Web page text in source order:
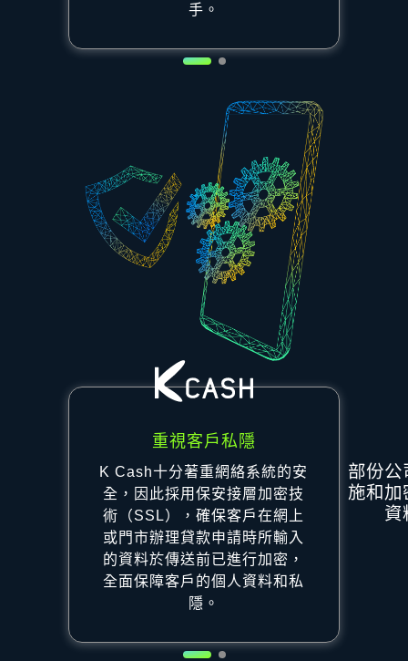
手。
重視客戶私隱
K Cash十分著重網絡系統的安
全，因此採用保安接層加密技
術（SSL），確保客戶在網上
或門市辦理貸款申請時所輸入
的資料於傳送前已進行加密，
全面保障客戶的個人資料和私
隱。
部份公
施和加
資